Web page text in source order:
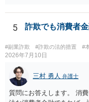
いて弁護士に依頼を検討さ
5 詐欺でも消費者
#副業詐欺 #詐欺の法的措置 #
2026年7月10日
三村 勇人 弁護士
質問にお答えします。 消